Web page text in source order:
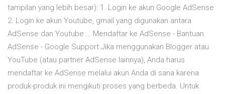
tampilan yang lebih besar): 1. Login ke akun Google AdSense
2. Login ke akun Youtube, gmail yang digunakan antara
AdSense dan Youtube … Mendaftar ke AdSense - Bantuan
AdSense - Google Support Jika menggunakan Blogger atau
YouTube (atau partner AdSense lainnya), Anda harus
mendaftar ke AdSense melalui akun Anda di sana karena
produk-produk ini mengikuti proses yang berbeda. Untuk